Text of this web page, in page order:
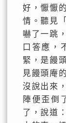
好，懨懨
情。聽見
嚇了一跳
口答應，
緊，是饅
見饅頭庵
沒說出來
陣便歪倒
了，說道